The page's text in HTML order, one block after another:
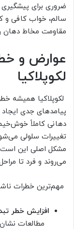
ضروری برای
سالم، خواب کافی و
مقاومت مخاط دهان
عوارض و
لکوپلاکیا
لکوپلاکیا همیشه
پیامدهای جدی
دهانی کاملاً
تغییرات سلولی
مشکل اصلی این است
می‌روند و فرد تا
مهم‌ترین خطرات ناشی
افزایش خطر
مطالعات نشان